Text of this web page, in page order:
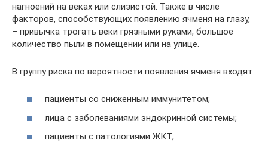
нагноений на веках или слизистой. Также в числе
факторов, способствующих появлению ячменя на глазу,
– привычка трогать веки грязными руками, большое
количество пыли в помещении или на улице.
В группу риска по вероятности появления ячменя входят:
пациенты со сниженным иммунитетом;
лица с заболеваниями эндокринной системы;
пациенты с патологиями ЖКТ;